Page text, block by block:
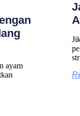
ayam